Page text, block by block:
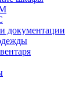
документации